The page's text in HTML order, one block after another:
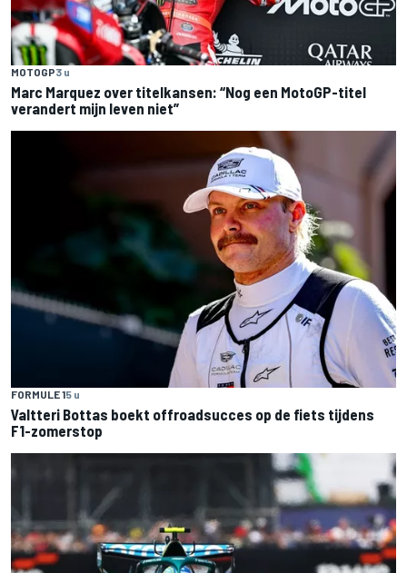
MOTOGP3 u
Marc Marquez over titelkansen: “Nog een MotoGP-titel
verandert mijn leven niet”
FORMULE 15 u
Valtteri Bottas boekt offroadsucces op de fiets tijdens
F1-zomerstop